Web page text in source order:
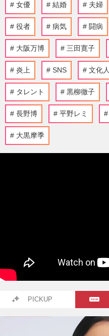
女優 結婚 夫婦
役者 病気 闘病
大阪万博 三田寛子
炎上 SNS 文化人
タレント 黒柳徹子
長野博 平野レミ
大黒摩季
PICKUP